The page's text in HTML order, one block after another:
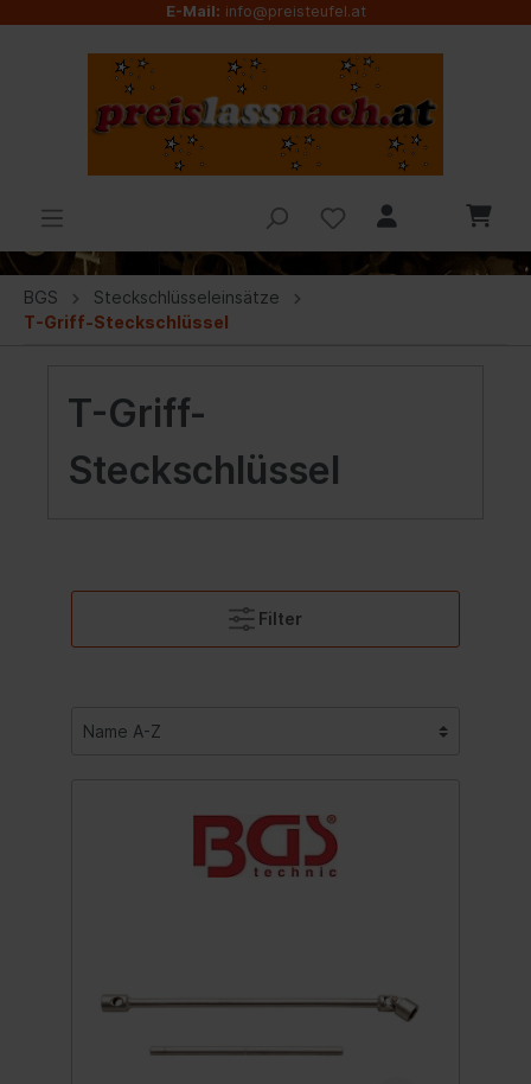
E-Mail: info@preisteufel.at
BGS
Steckschlüsseleinsätze
T-Griff-Steckschlüssel
T-Griff-
Steckschlüssel
Filter